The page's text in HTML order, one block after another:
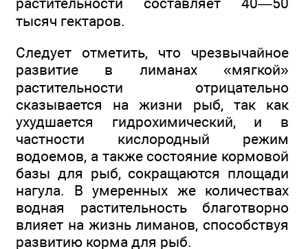
тысяч гектаров.
Следует отметить, что чрезвычайное
развитие в лиманах «мягкой»
растительности отрицательно
сказывается на жизни рыб, так как
ухудшается гидрохимический, и в
частности кислородный режим
водоемов, а также состояние кормовой
базы для рыб, сокращаются площади
нагула. В умеренных же количествах
водная растительность благотворно
влияет на жизнь лиманов, способствуя
развитию корма для рыб.